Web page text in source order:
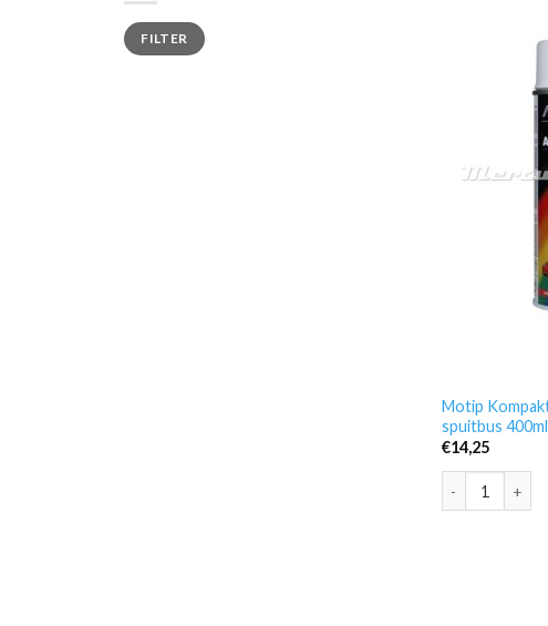
Min.
prijs
Max.
prijsFILTER
Motip
spuitbus 400ml
€14,25
Motip